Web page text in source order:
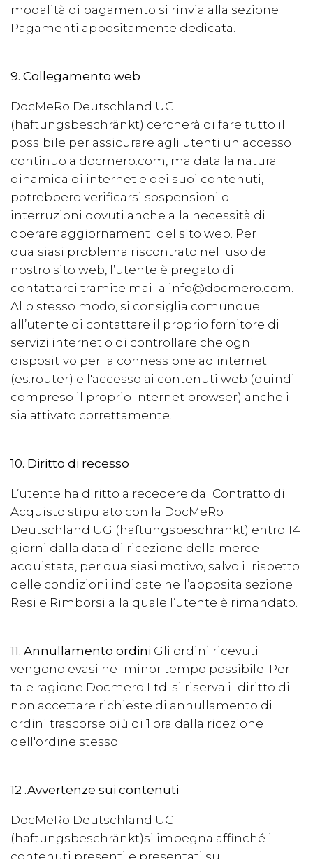
modalità di pagamento si rinvia alla sezione
Pagamenti appositamente dedicata.
9. Collegamento web
DocMeRo Deutschland UG
(haftungsbeschränkt) cercherà di fare tutto il
possibile per assicurare agli utenti un accesso
continuo a docmero.com, ma data la natura
dinamica di internet e dei suoi contenuti,
potrebbero verificarsi sospensioni o
interruzioni dovuti anche alla necessità di
operare aggiornamenti del sito web. Per
qualsiasi problema riscontrato nell'uso del
nostro sito web, l’utente è pregato di
contattarci tramite mail a info@docmero.com.
Allo stesso modo, si consiglia comunque
all’utente di contattare il proprio fornitore di
servizi internet o di controllare che ogni
dispositivo per la connessione ad internet
(es.router) e l'accesso ai contenuti web (quindi
compreso il proprio Internet browser) anche il
sia attivato correttamente.
10. Diritto di recesso
L’utente ha diritto a recedere dal Contratto di
Acquisto stipulato con la DocMeRo
Deutschland UG (haftungsbeschränkt) entro 14
giorni dalla data di ricezione della merce
acquistata, per qualsiasi motivo, salvo il rispetto
delle condizioni indicate nell’apposita sezione
Resi e Rimborsi alla quale l’utente è rimandato.
11. Annullamento ordini Gli ordini ricevuti
vengono evasi nel minor tempo possibile. Per
tale ragione Docmero Ltd. si riserva il diritto di
non accettare richieste di annullamento di
ordini trascorse più di 1 ora dalla ricezione
dell'ordine stesso.
12 .Avvertenze sui contenuti
DocMeRo Deutschland UG
(haftungsbeschränkt)si impegna affinché i